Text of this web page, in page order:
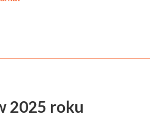
2025 roku